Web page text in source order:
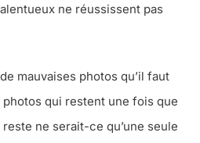
ne réussissent pas
mauvaises photos qu’il faut
qui restent une fois que
ne serait-ce qu’une seule